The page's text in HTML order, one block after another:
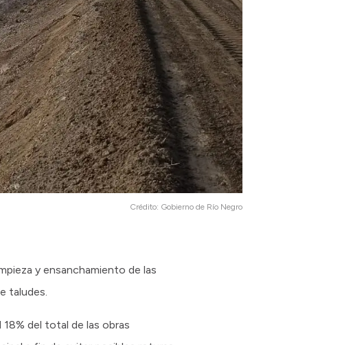
Crédito: Gobierno de Río Negro
y ensanchamiento de las
taludes.
del total de las obras